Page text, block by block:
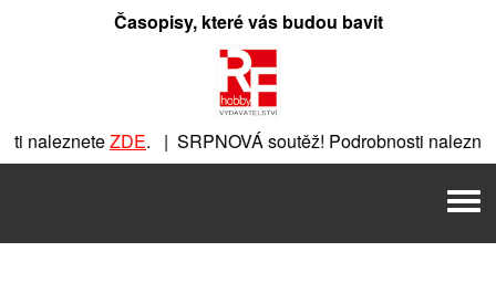
Časopisy, které vás budou bavit
nalezneteZDE. | SRPNOVÁ soutěž! Podrobnosti
. |